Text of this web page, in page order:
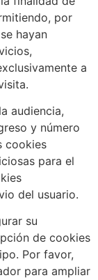
por
hayan
a
audiencia,
y número
cookies
para el
del usuario.
su
de cookies
Por favor,
para ampliar